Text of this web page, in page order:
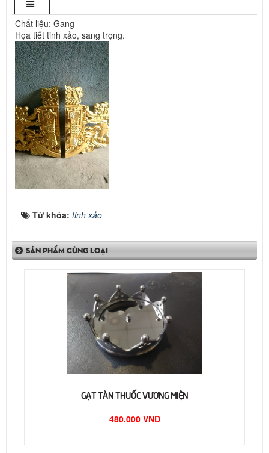
Chất liệu: Gang
Họa tiết tinh xảo, sang trọng.
Từ khóa: tinh xảo
SẢN PHẨM CÙNG LOẠI
GẠT TÀN THUỐC VƯƠNG MIỆN
480.000 VND